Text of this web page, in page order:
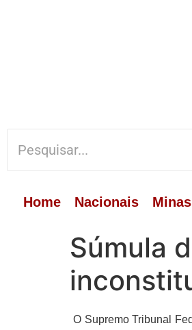
Home Nacionais Minas
Súmula
O Supremo Tribunal